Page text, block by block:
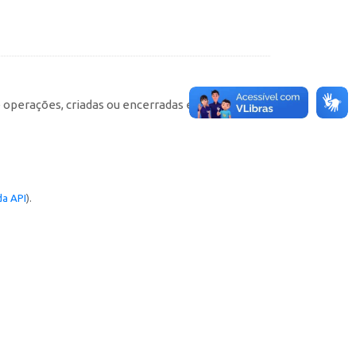
criadas ou encerradas em cada
API).